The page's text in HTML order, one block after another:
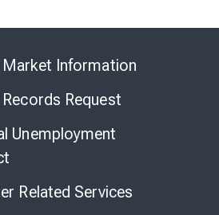
Information
Records Request
Unemployment
Related Services